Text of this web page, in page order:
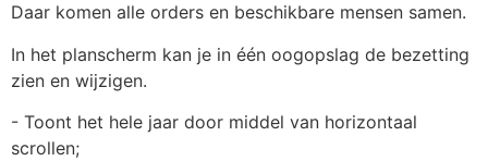
Daar komen alle orders en beschikbare mensen samen.
In het planscherm kan je in één oogopslag de bezetting
zien en wijzigen.
- Toont het hele jaar door middel van horizontaal
scrollen;